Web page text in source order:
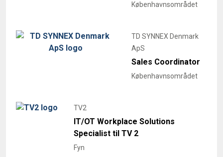
Københavnsområdet
TD SYNNEX Denmark
ApS
Sales Coordinator
Københavnsområdet
TV2
IT/OT Workplace Solutions
Specialist til TV 2
Fyn